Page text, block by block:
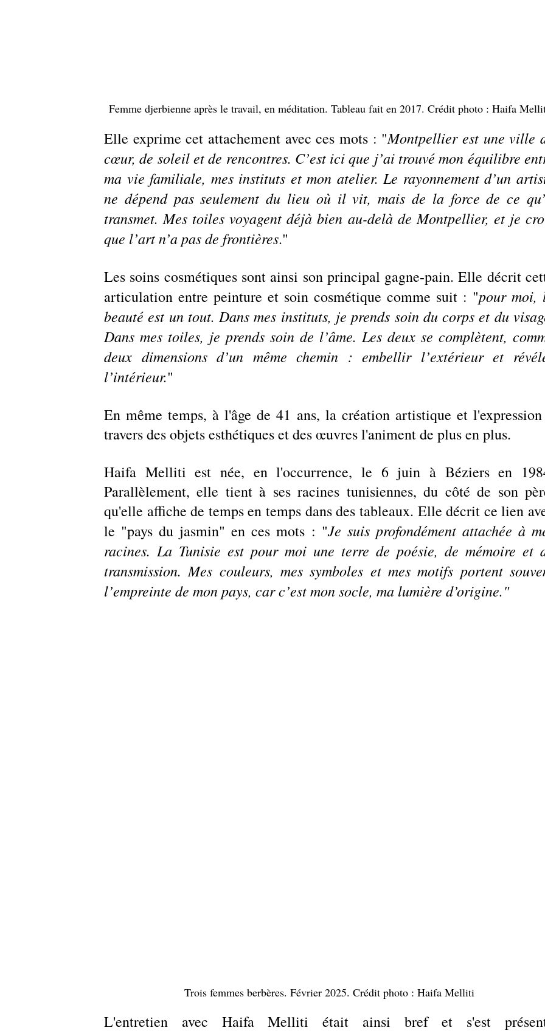
Femme djerbienne après le travail, en méditation. Tableau fait en 2017. Crédit photo : Haifa
Elle exprime cet attachement avec ces mots : "Montpellier est une ville
cœur, de soleil et de rencontres. C’est ici que j’ai trouvé mon équilibre
ma vie familiale, mes instituts et mon atelier. Le rayonnement d’un
ne dépend pas seulement du lieu où il vit, mais de la force de ce
transmet. Mes toiles voyagent déjà bien au-delà de Montpellier, et je
que l’art n’a pas de frontières."
Les soins cosmétiques sont ainsi son principal gagne-pain. Elle décrit
articulation entre peinture et soin cosmétique comme suit : "pour moi,
beauté est un tout. Dans mes instituts, je prends soin du corps et du
Dans mes toiles, je prends soin de l’âme. Les deux se complètent,
deux dimensions d’un même chemin : embellir l’extérieur et
l’intérieur."
En même temps, à l'âge de 41 ans, la création artistique et
travers des objets esthétiques et des œuvres l'animent de plus en plus.
Haifa Melliti est née, en l'occurrence, le 6 juin à Béziers en
Parallèlement, elle tient à ses racines tunisiennes, du côté de son
qu'elle affiche de temps en temps dans des tableaux. Elle décrit ce lien
le "pays du jasmin" en ces mots : "Je suis profondément attachée à
racines. La Tunisie est pour moi une terre de poésie, de mémoire et
transmission. Mes couleurs, mes symboles et mes motifs portent
l’empreinte de mon pays, car c’est mon socle, ma lumière d’origine."
Trois femmes berbères. Février 2025. Crédit photo : Haifa Melliti
L'entretien avec Haifa Melliti était ainsi bref et s'est